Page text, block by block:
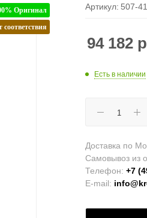
Оригинал
Артикул: 507-
94 182
Есть в наличии
Доставка по
Самовывоз из
Телефон:+7
E-mail: